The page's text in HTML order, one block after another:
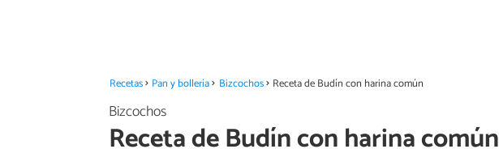
Recetas Pan y bollería Bizcochos Receta de Budín con harina común
Bizcochos
Receta de Budín con harina común